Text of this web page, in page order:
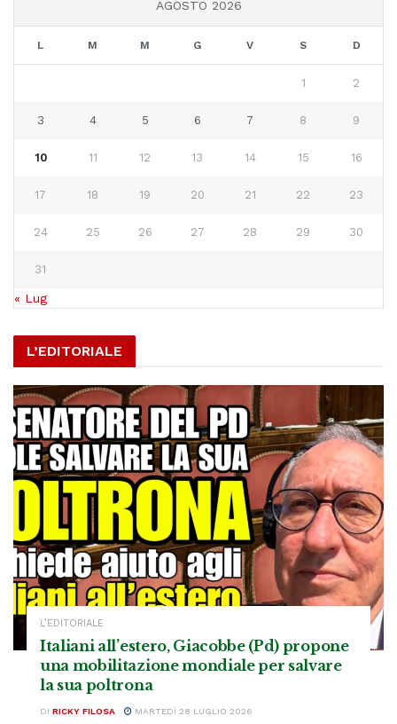
AGOSTO 2026
L M M G V S D
1 2
3 4 5 6 7 8 9
10 11 12 13 14 15 16
17 18 19 20 21 22 23
24 25 26 27 28 29 30
31
« Lug
L’EDITORIALE
L’EDITORIALE
Italiani all’estero, Giacobbe (Pd) propone
una mobilitazione mondiale per salvare
la sua poltrona
DI RICKY FILOSA MARTEDÌ 28 LUGLIO 2026